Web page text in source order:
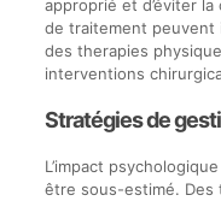
approprié et d’éviter
de traitement peuvent
des therapies
interventions
Stratégies de
L’impact
être sous-estimé. Des